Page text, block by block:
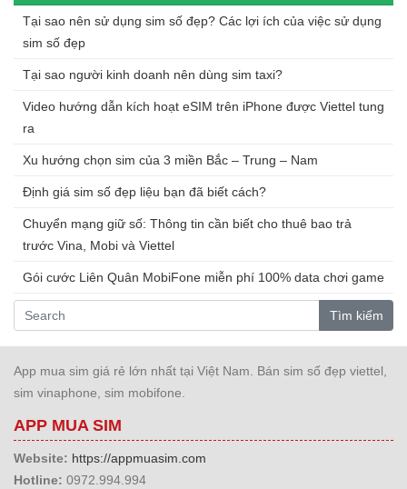
Tại sao nên sử dụng sim số đẹp? Các lợi ích của việc sử dụng
sim số đẹp
Tại sao người kinh doanh nên dùng sim taxi?
Video hướng dẫn kích hoạt eSIM trên iPhone được Viettel tung
ra
Xu hướng chọn sim của 3 miền Bắc – Trung – Nam
Định giá sim số đẹp liệu bạn đã biết cách?
Chuyển mạng giữ số: Thông tin cần biết cho thuê bao trả
trước Vina, Mobi và Viettel
Gói cước Liên Quân MobiFone miễn phí 100% data chơi game
Tìm kiếm
App mua sim giá rẻ lớn nhất tại Việt Nam. Bán sim số đẹp viettel,
sim vinaphone, sim mobifone.
APP MUA SIM
Website: https://appmuasim.com
Hotline: 0972.994.994